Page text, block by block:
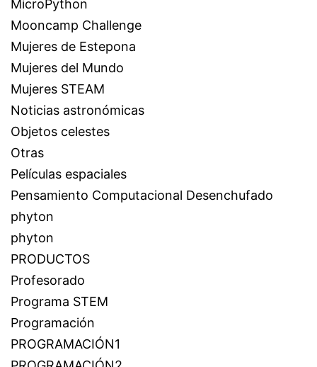
MicroPython
Mooncamp Challenge
Mujeres de Estepona
Mujeres del Mundo
Mujeres STEAM
Noticias astronómicas
Objetos celestes
Otras
Películas espaciales
Pensamiento Computacional Desenchufado
phyton
phyton
PRODUCTOS
Profesorado
Programa STEM
Programación
PROGRAMACIÓN1